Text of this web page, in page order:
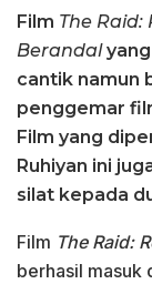
Film The Raid:
Berandal
cantik namun
penggemar
Film yang
Ruhiyan ini
silat kepada
Film The Raid:
berhasil masuk